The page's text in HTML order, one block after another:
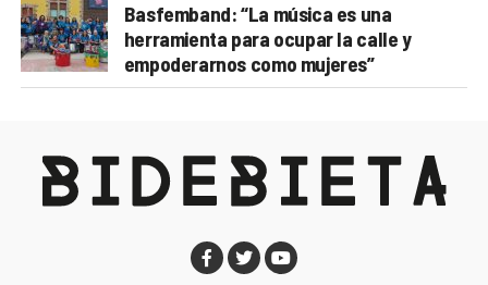
Basfemband: “La música es una
herramienta para ocupar la calle y
empoderarnos como mujeres”